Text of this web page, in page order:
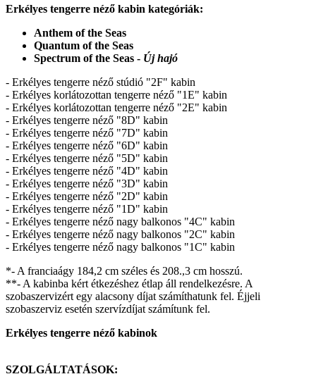
Erkélyes tengerre néző kabin kategóriák:
Anthem of the Seas
Quantum of the Seas
Spectrum of the Seas - Új hajó
- Erkélyes tengerre néző stúdió "2F" kabin
- Erkélyes korlátozottan tengerre néző "1E" kabin
- Erkélyes korlátozottan tengerre néző "2E" kabin
- Erkélyes tengerre néző "8D" kabin
- Erkélyes tengerre néző "7D" kabin
- Erkélyes tengerre néző "6D" kabin
- Erkélyes tengerre néző "5D" kabin
- Erkélyes tengerre néző "4D" kabin
- Erkélyes tengerre néző "3D" kabin
- Erkélyes tengerre néző "2D" kabin
- Erkélyes tengerre néző "1D" kabin
- Erkélyes tengerre néző nagy balkonos "4C" kabin
- Erkélyes tengerre néző nagy balkonos "2C" kabin
- Erkélyes tengerre néző nagy balkonos "1C" kabin
*- A franciaágy 184,2 cm széles és 208.,3 cm hosszú.
**- A kabinba kért étkezéshez étlap áll rendelkezésre. A
szobaszervizért egy alacsony díjat számíthatunk fel. Éjjeli
szobaszerviz esetén szervízdíjat számítunk fel.
Erkélyes tengerre néző kabinok
SZOLGÁLTATÁSOK: